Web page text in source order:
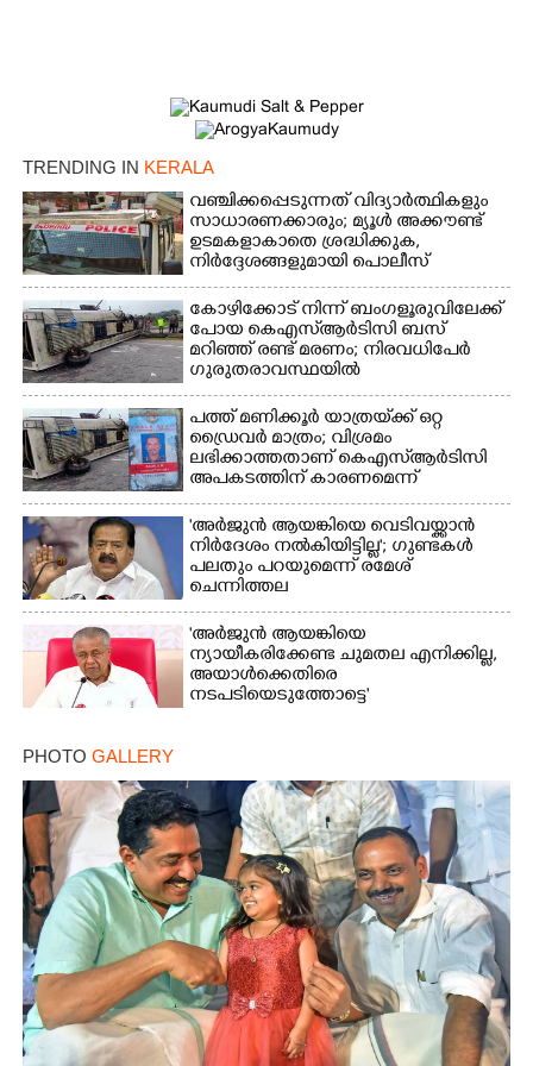
TRENDING IN KERALA
വഞ്ചിക്കപ്പെടുന്നത് വിദ്യാർത്ഥികളും
സാധാരണക്കാരും; മ്യൂൾ അക്കൗണ്ട്
ഉടമകളാകാതെ ശ്രദ്ധിക്കുക,
നിർദ്ദേശങ്ങളുമായി പൊലീസ്
കോഴിക്കോട് നിന്ന് ബംഗളൂരുവിലേക്ക്
പോയ കെഎസ്‌ആർടിസി ബസ്
മറിഞ്ഞ് രണ്ട് മരണം; നിരവധിപേർ
ഗുരുതരാവസ്ഥയിൽ
പത്ത് മണിക്കൂർ യാത്രയ്‌ക്ക് ഒറ്റ
ഡ്രൈവർ മാത്രം; വിശ്രമം
ലഭിക്കാത്തതാണ് കെഎസ്‌ആർടിസി
അപകടത്തിന് കാരണമെന്ന്
വിമർശനം
'അർജുൻ ആയങ്കിയെ വെടിവയ്ക്കാൻ
നിർദേശം നൽകിയിട്ടില്ല'; ഗുണ്ടകൾ
പലതും പറയുമെന്ന് രമേശ്
ചെന്നിത്തല
'അർജുൻ ആയങ്കിയെ
ന്യായീകരിക്കേണ്ട ചുമതല എനിക്കില്ല,
അയാൾക്കെതിരെ
നടപടിയെടുത്തോട്ടെ'
PHOTO GALLERY